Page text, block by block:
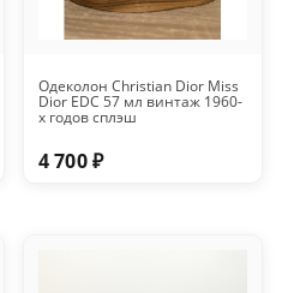
Одеколон Christian Dior Miss
Dior EDC 57 мл винтаж 1960-
х годов сплэш
4 700 ₽